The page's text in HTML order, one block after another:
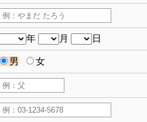
年 月 日
男 女